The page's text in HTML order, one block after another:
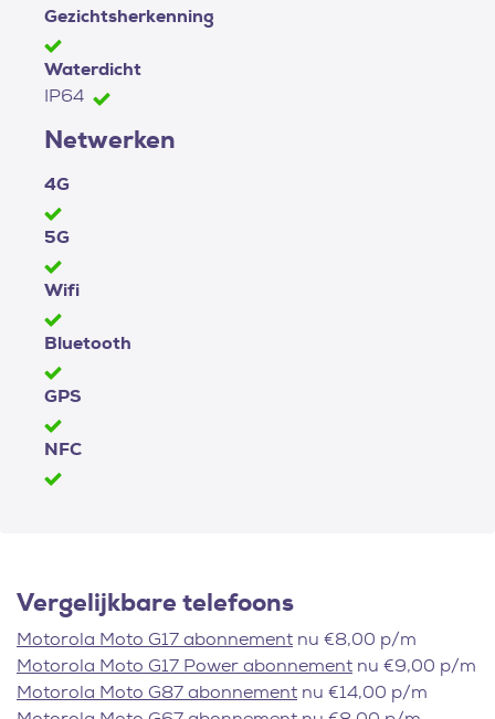
Gezichtsherkenning
Waterdicht
IP64
Netwerken
4G
5G
Wifi
Bluetooth
GPS
NFC
Vergelijkbare telefoons
Motorola Moto G17 abonnement nu €8,00 p/m
Motorola Moto G17 Power abonnement nu €9,00 p/m
Motorola Moto G87 abonnement nu €14,00 p/m